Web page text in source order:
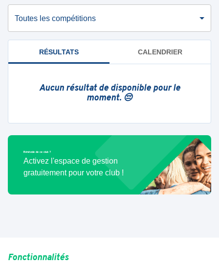
Toutes les compétitions
RÉSULTATS CALENDRIER
Aucun résultat de disponible pour le
moment. 😔
Bénévole de ce club ?
Activez l'espace de gestion
gratuitement pour votre club !
Fonctionnalités